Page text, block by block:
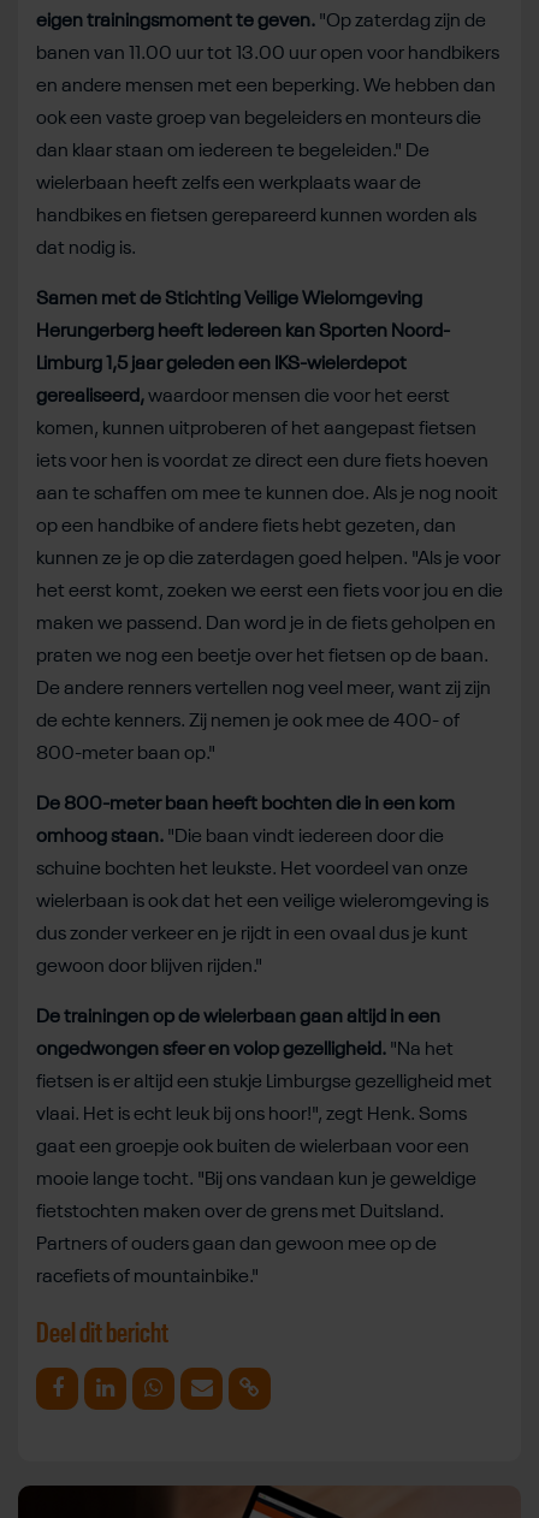
eigen trainingsmoment te geven. "Op zaterdag zijn de
banen van 11.00 uur tot 13.00 uur open voor handbikers
en andere mensen met een beperking. We hebben dan
ook een vaste groep van begeleiders en monteurs die
dan klaar staan om iedereen te begeleiden." De
wielerbaan heeft zelfs een werkplaats waar de
handbikes en fietsen gerepareerd kunnen worden als
dat nodig is.
Samen met de Stichting Veilige Wielomgeving
Herungerberg heeft Iedereen kan Sporten Noord-
Limburg 1,5 jaar geleden een IKS-wielerdepot
gerealiseerd,waardoor mensen die voor het eerst
komen, kunnen uitproberen of het aangepast fietsen
iets voor hen is voordat ze direct een dure fiets hoeven
aan te schaffen om mee te kunnen doe. Als je nog nooit
op een handbike of andere fiets hebt gezeten, dan
kunnen ze je op die zaterdagen goed helpen. "Als je voor
het eerst komt, zoeken we eerst een fiets voor jou en die
maken we passend. Dan word je in de fiets geholpen en
praten we nog een beetje over het fietsen op de baan.
De andere renners vertellen nog veel meer, want zij zijn
de echte kenners. Zij nemen je ook mee de 400- of
800-meter baan op."
De 800-meter baan heeft bochten die in een kom
omhoog staan. "Die baan vindt iedereen door die
schuine bochten het leukste. Het voordeel van onze
wielerbaan is ook dat het een veilige wieleromgeving is
dus zonder verkeer en je rijdt in een ovaal dus je kunt
gewoon door blijven rijden."
De trainingen op de wielerbaan gaan altijd in een
ongedwongen sfeer en volop gezelligheid. "Na het
fietsen is er altijd een stukje Limburgse gezelligheid met
vlaai. Het is echt leuk bij ons hoor!", zegt Henk. Soms
gaat een groepje ook buiten de wielerbaan voor een
mooie lange tocht. "Bij ons vandaan kun je geweldige
fietstochten maken over de grens met Duitsland.
Partners of ouders gaan dan gewoon mee op de
racefiets of mountainbike."
Deel dit bericht
Deel op Facebook
Deel op LinkedinDeel op Whatsapp
Mail link Kopieer link